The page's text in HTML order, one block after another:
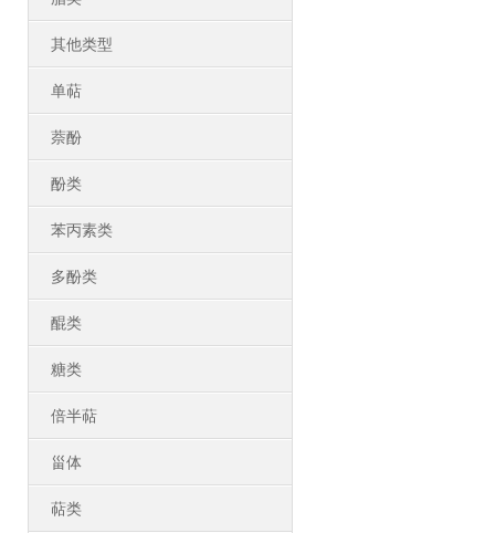
其他类型
单萜
萘酚
酚类
苯丙素类
多酚类
醌类
糖类
倍半萜
甾体
萜类